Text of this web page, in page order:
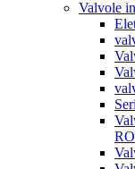
Valvole